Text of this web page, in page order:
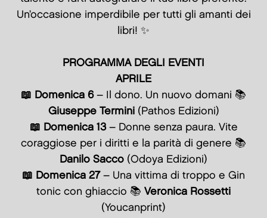
Un’occasione imperdibile per tutti gli amanti dei
libri! ✨
PROGRAMMA DEGLI EVENTI
APRILE
📖 Domenica 6– Il dono. Un nuovo domani 📚
Giuseppe Termini(Pathos Edizioni)
📖 Domenica 13– Donne senza paura. Vite
coraggiose per i diritti e la parità di genere 📚
Danilo Sacco (Odoya Edizioni)
📖 Domenica 27– Una vittima di troppo e Gin
tonic con ghiaccio 📚 Veronica Rossetti
(Youcanprint)